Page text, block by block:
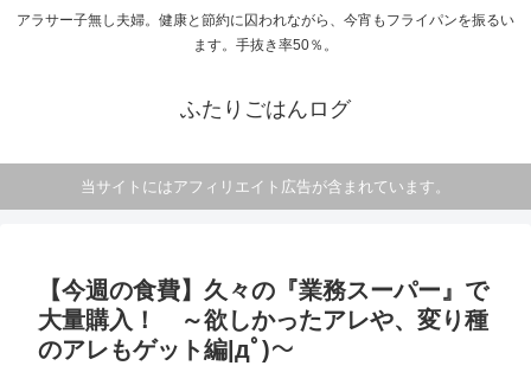
アラサー子無し夫婦。健康と節約に囚われながら、今宵もフライパンを振るい
ます。手抜き率50％。
ふたりごはんログ
当サイトにはアフィリエイト広告が含まれています。
【今週の食費】久々の『業務スーパー』で
大量購入！ ～欲しかったアレや、変り種
のアレもゲット編|дﾟ)～